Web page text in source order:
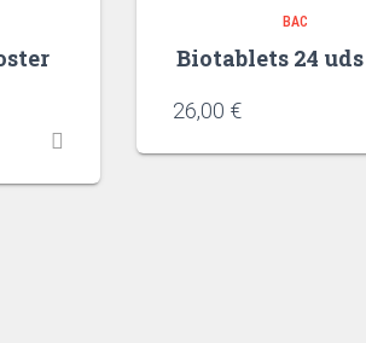
BAC
Biotablets 24 uds
26,00 €